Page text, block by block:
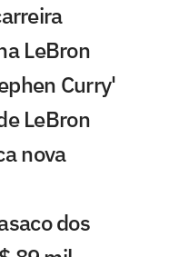
LeBron
Curry'
LeBron
nova
dos